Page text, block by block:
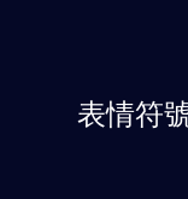
表情符